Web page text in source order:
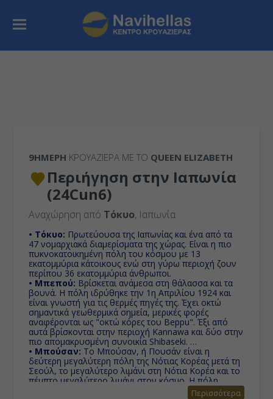
9ΉΜΕΡΗ ΚΡΟΥΑΖΙΕΡΑ ΜΕ ΤΟ QUEEN ELIZABETH
Περιήγηση στην Ιαπωνία
(24Cun6)
Αναχώρηση από Τόκυο, Ιαπωνία
• Τόκυο: Πρωτεύουσα της Ιαπωνίας και ένα από τα
47 νομαρχιακά διαμερίσματα της χώρας. Είναι η πιο
πυκνοκατοικημένη πόλη του κόσμου με 13
εκατομμύρια κάτοικους ενώ στη γύρω περιοχή ζουν
περίπου 36 εκατομμύρια άνθρωποι.
• Μπεπού: Βρίσκεται ανάμεσα στη θάλασσα και τα
βουνά. Η πόλη ιδρύθηκε την 1η Απριλίου 1924 και
είναι γνωστή για τις θερμές πηγές της. Έχει οκτώ
σημαντικά γεωθερμικά σημεία, μερικές φορές
αναφέρονται ως "οκτώ κόρες του Beppu". Έξι από
αυτά βρίσκονται στην περιοχή Kannawa και δύο στην
πιο απομακρυσμένη συνοικία Shibaseki.
• Μπούσαν: Το Μπούσαν, ή Πουσάν είναι η
δεύτερη μεγαλύτερη πόλη της Νότιας Κορέας μετά τη
Σεούλ, το μεγαλύτερο λιμάνι στη Νότια Κορέα και το
πέμπτο μεγαλύτερο λιμάνι στον κόσμο. Η πόλη
βρίσκεται στην νότια άκρη της χερσονήσου τηςΠερισσότερα